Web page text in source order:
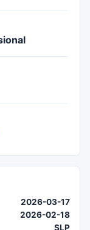
2026-03-17
2026-02-18
SLP